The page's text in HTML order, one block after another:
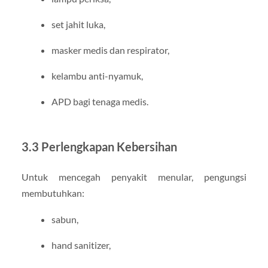
set jahit luka,
masker medis dan respirator,
kelambu anti-nyamuk,
APD bagi tenaga medis.
3.3 Perlengkapan Kebersihan
Untuk mencegah penyakit menular, pengungsi
membutuhkan:
sabun,
hand sanitizer,